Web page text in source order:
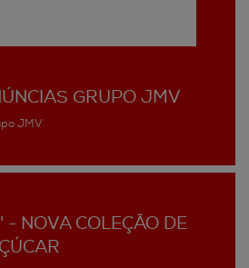
GRUPO JMV
JMV
- NOVA COLEÇÃO DE